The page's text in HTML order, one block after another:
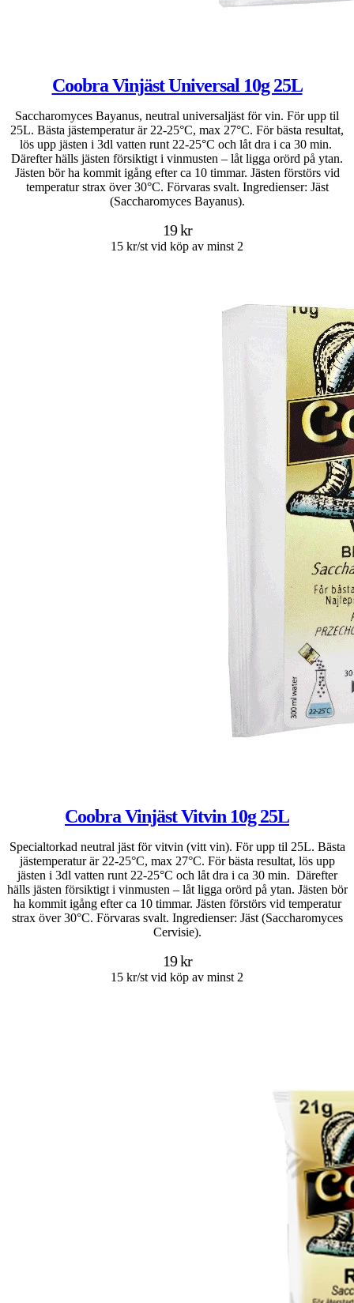
Coobra Vinjäst Universal 10g 25L
Saccharomyces Bayanus, neutral universaljäst för vin. För upp til
25L. Bästa jästemperatur är 22-25°C, max 27°C. För bästa resultat,
lös upp jästen i 3dl vatten runt 22-25°C och låt dra i ca 30 min.
Därefter hälls jästen försiktigt i vinmusten – låt ligga orörd på ytan.
Jästen bör ha kommit igång efter ca 10 timmar. Jästen förstörs vid
temperatur strax över 30°C. Förvaras svalt. Ingredienser: Jäst
(Saccharomyces Bayanus).
19 kr
15 kr/st vid köp av minst 2
Coobra Vinjäst Vitvin 10g 25L
Specialtorkad neutral jäst för vitvin (vitt vin). För upp til 25L. Bästa
jästemperatur är 22-25°C, max 27°C. För bästa resultat, lös upp
jästen i 3dl vatten runt 22-25°C och låt dra i ca 30 min. Därefter
hälls jästen försiktigt i vinmusten – låt ligga orörd på ytan. Jästen bör
ha kommit igång efter ca 10 timmar. Jästen förstörs vid temperatur
strax över 30°C. Förvaras svalt. Ingredienser: Jäst (Saccharomyces
Cervisie).
19 kr
15 kr/st vid köp av minst 2